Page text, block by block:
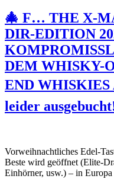
🎄 F… THE X-
DIR-EDITION
DEM WHISKY-
END
leider
Vorweihnachtliches Edel-
Beste wird geöffnet (Elite-
Einhörner, usw.) – in